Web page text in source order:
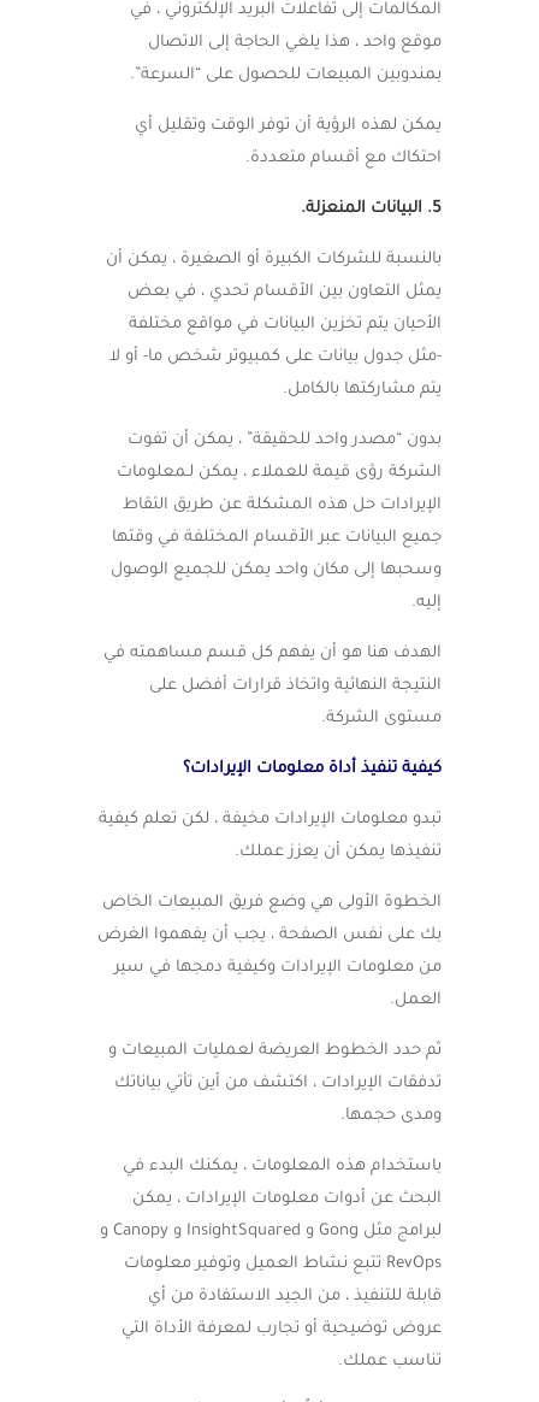
المكالمات إلى تفاعلات البريد الإلكتروني ، في
موقع واحد ، هذا يلغي الحاجة إلى الاتصال
بمندوبين المبيعات للحصول على “السرعة”.
يمكن لهذه الرؤية أن توفر الوقت وتقليل أي
احتكاك مع أقسام متعددة.
5. البيانات المنعزلة.
بالنسبة للشركات الكبيرة أو الصغيرة ، يمكن أن
يمثل التعاون بين الأقسام تحدي ، في بعض
الأحيان يتم تخزين البيانات في مواقع مختلفة
-مثل جدول بيانات على كمبيوتر شخص ما- أو لا
يتم مشاركتها بالكامل.
بدون “مصدر واحد للحقيقة” ، يمكن أن تفوت
الشركة رؤى قيمة للعملاء ، يمكن لـمعلومات
الإيرادات حل هذه المشكلة عن طريق التقاط
جميع البيانات عبر الأقسام المختلفة في وقتها
وسحبها إلى مكان واحد يمكن للجميع الوصول
إليه.
الهدف هنا هو أن يفهم كل قسم مساهمته في
النتيجة النهائية واتخاذ قرارات أفضل على
مستوى الشركة.
كيفية تنفيذ أداة معلومات الإيرادات؟
تبدو معلومات الإيرادات مخيفة ، لكن تعلم كيفية
تنفيذها يمكن أن يعزز عملك.
الخطوة الأولى هي وضع فريق المبيعات الخاص
بك على نفس الصفحة ، يجب أن يفهموا الغرض
من معلومات الإيرادات وكيفية دمجها في سير
العمل.
ثم حدد الخطوط العريضة لعمليات المبيعات و
تدفقات الإيرادات ، اكتشف من أين تأتي بياناتك
ومدى حجمها.
باستخدام هذه المعلومات ، يمكنك البدء في
البحث عن أدوات معلومات الإيرادات ، يمكن
لبرامج مثل Gong و InsightSquared و Canopy و
RevOps تتبع نشاط العميل وتوفير معلومات
قابلة للتنفيذ ، من الجيد الاستفادة من أي
عروض توضيحية أو تجارب لمعرفة الأداة التي
تناسب عملك.